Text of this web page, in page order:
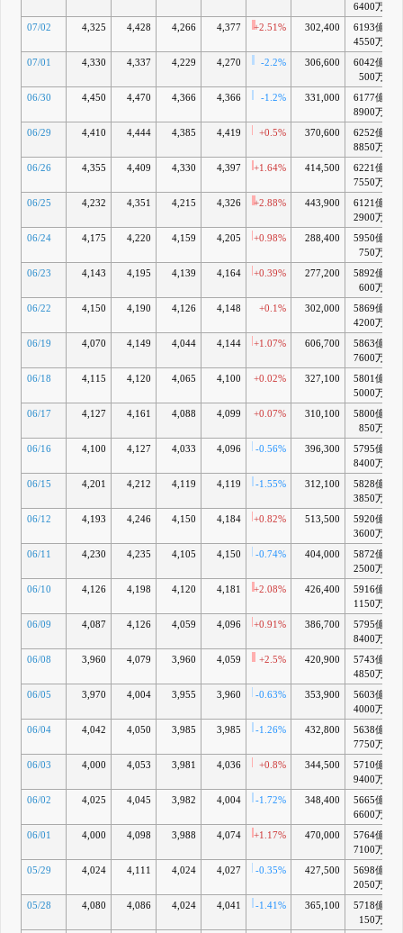
6400万
07/02 4,325 4,428 4,266 4,377 +2.51% 302,400
6193億
4550万
07/01 4,330 4,337 4,229 4,270 -2.2% 306,600
6042億
500万
06/30 4,450 4,470 4,366 4,366 -1.2% 331,000
6177億
8900万
06/29 4,410 4,444 4,385 4,419 +0.5% 370,600
6252億
8850万
06/26 4,355 4,409 4,330 4,397 +1.64% 414,500
6221億
7550万
06/25 4,232 4,351 4,215 4,326 +2.88% 443,900
6121億
2900万
06/24 4,175 4,220 4,159 4,205 +0.98% 288,400
5950億
750万
06/23 4,143 4,195 4,139 4,164 +0.39% 277,200
5892億
600万
06/22 4,150 4,190 4,126 4,148 +0.1% 302,000
5869億
4200万
06/19 4,070 4,149 4,044 4,144 +1.07% 606,700
5863億
7600万
06/18 4,115 4,120 4,065 4,100 +0.02% 327,100
5801億
5000万
06/17 4,127 4,161 4,088 4,099 +0.07% 310,100
5800億
850万
06/16 4,100 4,127 4,033 4,096 -0.56% 396,300
5795億
8400万
06/15 4,201 4,212 4,119 4,119 -1.55% 312,100
5828億
3850万
06/12 4,193 4,246 4,150 4,184 +0.82% 513,500
5920億
3600万
06/11 4,230 4,235 4,105 4,150 -0.74% 404,000
5872億
2500万
06/10 4,126 4,198 4,120 4,181 +2.08% 426,400
5916億
1150万
06/09 4,087 4,126 4,059 4,096 +0.91% 386,700
5795億
8400万
06/08 3,960 4,079 3,960 4,059 +2.5% 420,900
5743億
4850万
06/05 3,970 4,004 3,955 3,960 -0.63% 353,900
5603億
4000万
06/04
4,042 4,050 3,985 3,985 -1.26% 432,800
5638億
7750万
06/03 4,000 4,053 3,981 4,036 +0.8% 344,500
5710億
9400万
06/02 4,025 4,045 3,982 4,004 -1.72% 348,400
5665億
6600万
06/01 4,000 4,098 3,988 4,074 +1.17% 470,000
5764億
7100万
05/29 4,024 4,111 4,024 4,027 -0.35% 427,500
5698億
2050万
05/28 4,080 4,086 4,024 4,041 -1.41% 365,100
5718億
150万